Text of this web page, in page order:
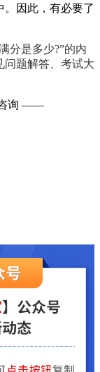
。因此，有必要了
是多少?”的内
问题解答、考试大
询 ——